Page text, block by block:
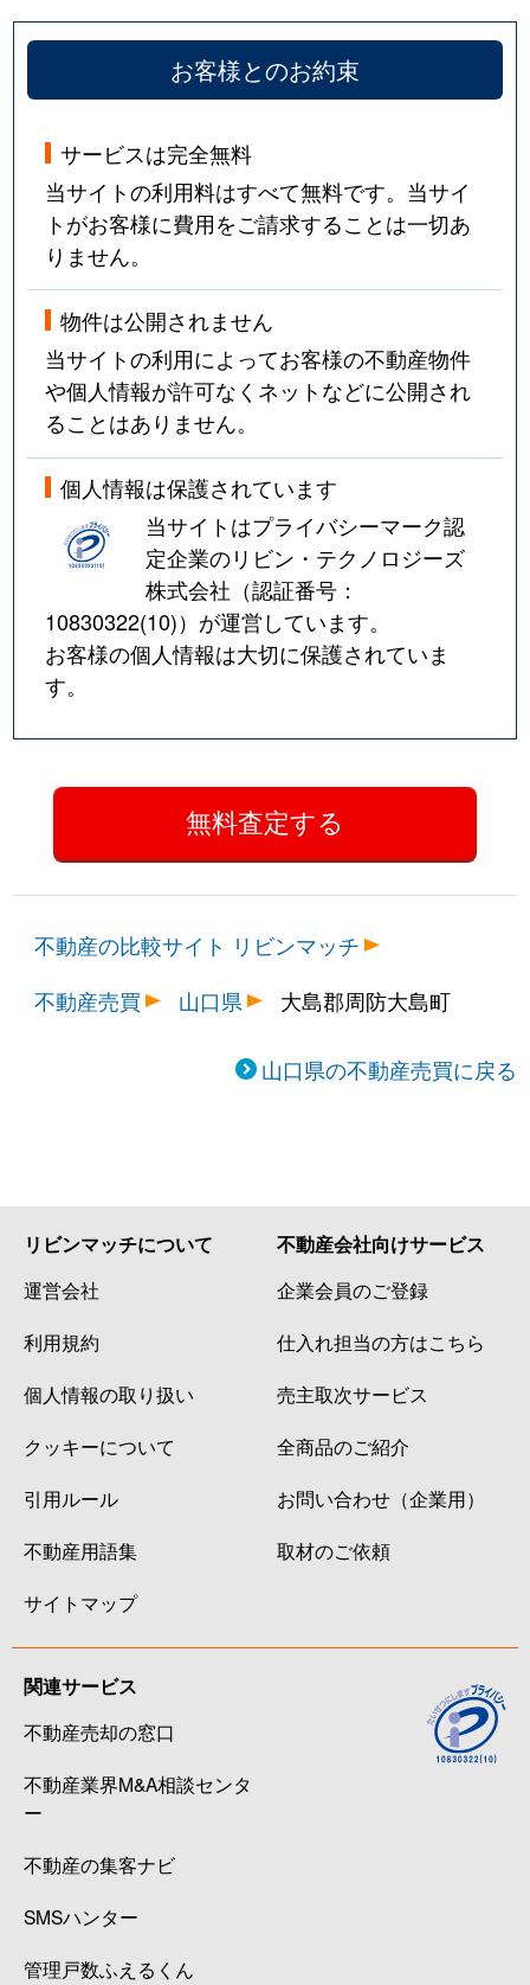
お客様とのお約束
サービスは完全無料
当サイトの利用料はすべて無料です。当サイ
トがお客様に費用をご請求することは一切あ
りません。
物件は公開されません
当サイトの利用によってお客様の不動産物件
や個人情報が許可なくネットなどに公開され
ることはありません。
個人情報は保護されています
当サイトはプライバシーマーク認
定企業のリビン・テクノロジーズ
株式会社（認証番号：
10830322(10)）が運営しています。
お客様の個人情報は大切に保護されていま
す。
不動産の比較サイト リビンマッチ
不動産売買
山口県 大島郡周防大島町
山口県の不動産売買に戻る
リビンマッチについて
運営会社
利用規約
個人情報の取り扱い
クッキーについて
引用ルール
不動産用語集
サイトマップ
不動産会社向けサービス
企業会員のご登録
仕入れ担当の方はこちら
売主取次サービス
全商品のご紹介
お問い合わせ（企業用）
取材のご依頼
関連サービス
不動産売却の窓口
不動産業界M&A相談センタ
ー
不動産の集客ナビ
SMSハンター
管理戸数ふえるくん